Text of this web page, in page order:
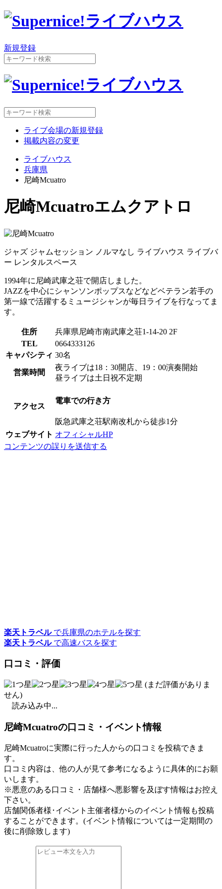
新規登録
ライブ会場の新規登録
掲載内容の変更
ライブハウス
兵庫県
尼崎Mcuatro
尼崎Mcuatroエムクアトロ
ジャズ ジャムセッション ノルマなし ライブハウス ライブバ
ー レンタルスペース
1994年に尼崎武庫之荘で開店しました。
JAZZを中心にシャンソンポップスなどなどベテラン若手の
第一線で活躍するミュージシャンが毎日ライブを行なってま
す。
住所
兵庫県尼崎市南武庫之荘1-14-20 2F
TEL
0664333126
キャパシティ 30名
営業時間
夜ライブは18：30開店、19：00演奏開始
昼ライブは土日祝不定期
アクセス
電車での行き方
阪急武庫之荘駅南改札から徒歩1分
ウェブサイト オフィシャルHP
コンテンツの誤りを送信する
楽天トラベルで兵庫県のホテルを探す
楽天トラベルで高速バスを探す
口コミ・評価
(まだ評価がありま
せん)
読み込み中...
尼崎Mcuatroの口コミ・イベント情報
尼崎Mcuatroに実際に行った人からの口コミを投稿できま
す。
口コミ内容は、他の人が見て参考になるように具体的にお願
いします。
※悪意のある口コミ・店舗様へ悪影響を及ぼす情報はお控え
下さい。
店舗関係者様･イベント主催者様からのイベント情報も投稿
することができます。 (イベント情報については一定期間の
後に削除致します)